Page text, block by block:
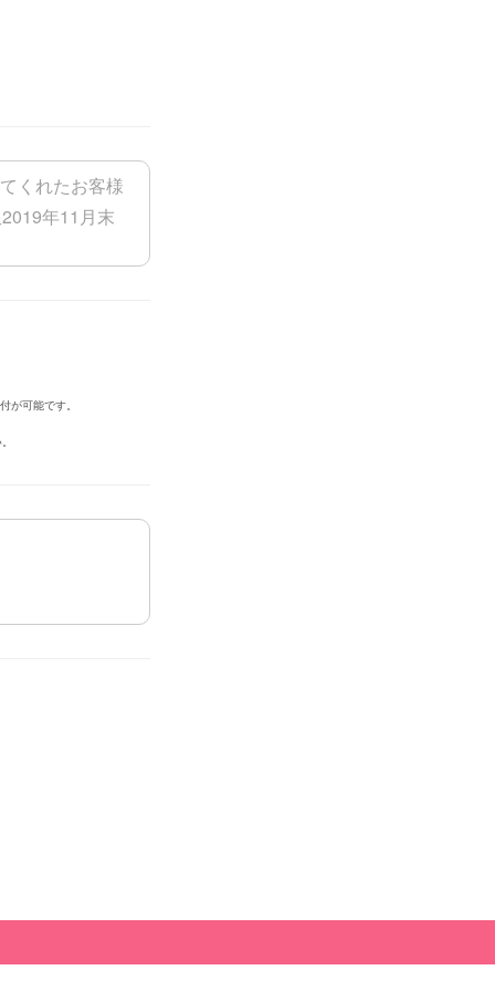
が可能です。